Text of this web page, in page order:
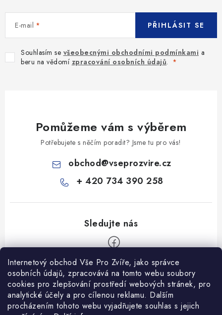
Internetový obchod Vše Pro Zvíře, jako správce
osobních údajů, zpracovává na tomto webu soubory
cookies pro zlepšování prostředí webových stránek, pro
analytické účely a pro cílenou reklamu. Dalším
procházením tohoto webu vyjadřujete souhlas s jejich
E-mail
Souhlasím se všeobecnými obchodními podmínkami a
beru na vědomí zpracování osobních údajů.
PŘIHLÁSIT SE
Pomůžeme vám s výběrem
Potřebujete s něčím poradit? Jsme tu pro vás!
obchod@vseprozvire.cz
+ 420 734 390 258
Informace pro Vás
Ceník dopravy